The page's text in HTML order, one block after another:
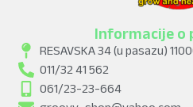
Informacije o
RESAVSKA 34 (u pasazu)
011/32 41 562
061/23-23-664